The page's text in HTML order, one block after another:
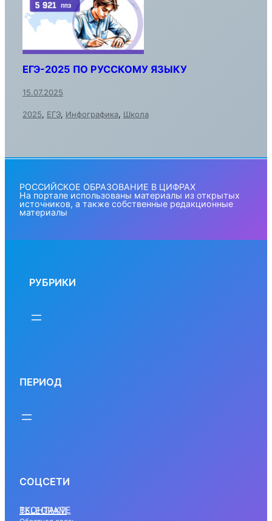
ЕГЭ-2025 ПО РУССКОМУ ЯЗЫКУ
15.07.2025
2025, ЕГЭ, Инфографика, Школа
РОССИЙСКОЕ ОБРАЗОВАНИЕ В ЦИФРАХ
На портале использованы материалы из открытых
источников, а также собственные редакционные
материалы
РУБРИКИ
ПЕРИОД
СОЦСЕТИ
ВКОНТАКТЕ
TELEGRAM